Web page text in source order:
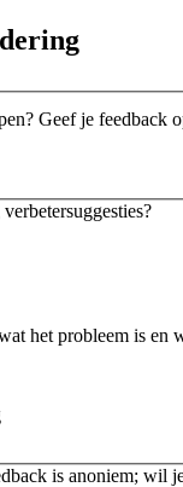
Geef je feedback
het probleem is en
is anoniem; wil